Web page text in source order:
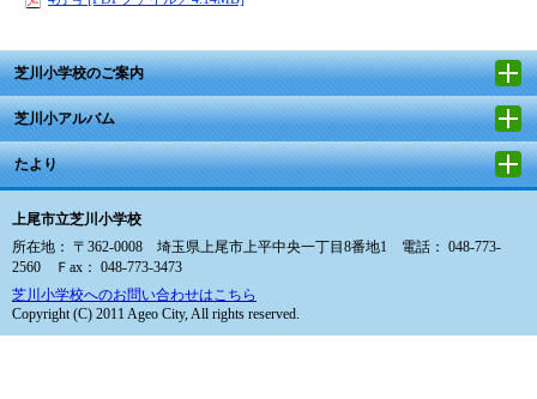
芝川小学校のご案内
芝川小アルバム
たより
上尾市立芝川小学校
所在地： 〒362-0008 埼玉県上尾市上平中央一丁目8番地1 電話： 048-773-
2560 Ｆax： 048-773-3473
芝川小学校へのお問い合わせはこちら
Copyright (C) 2011 Ageo City, All rights reserved.